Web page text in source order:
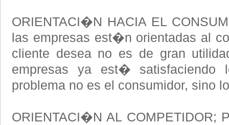
ORIENTACI�N HACIA EL
las empresas est�n orientadas al
cliente desea no es de gran
empresas ya est�
problema no es el consumidor, sino
ORIENTACI�N AL COMPETIDOR;